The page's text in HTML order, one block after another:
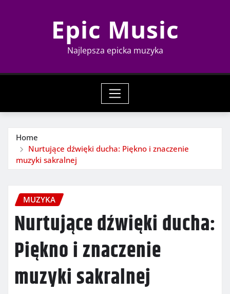
Epic Music
Najlepsza epicka muzyka
Home
Nurtujące dźwięki ducha: Piękno i znaczenie
muzyki sakralnej
MUZYKA
Nurtujące dźwięki ducha:
Piękno i znaczenie
muzyki sakralnej